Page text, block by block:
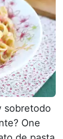
sobretodo
One